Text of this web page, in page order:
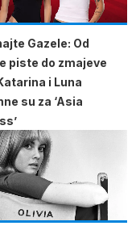
Gazele: Od
piste do zmajeve
i Luna
su za ‘Asia